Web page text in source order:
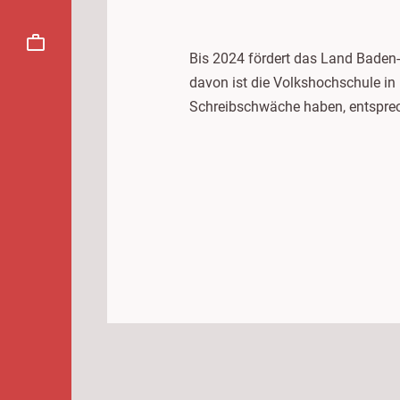
Bis 2024 fördert das Land
davon ist die Volkshochschule
Schreibschwäche haben,